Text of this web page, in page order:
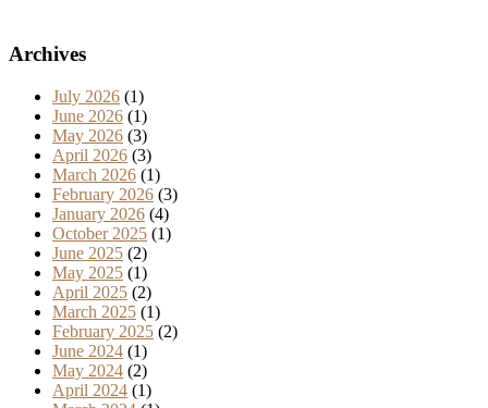
Archives
July 2026 (1)
June 2026 (1)
May 2026 (3)
April 2026 (3)
March 2026 (1)
February 2026 (3)
January 2026 (4)
October 2025 (1)
June 2025 (2)
May 2025 (1)
April 2025 (2)
March 2025 (1)
February 2025 (2)
June 2024 (1)
May 2024 (2)
April 2024 (1)